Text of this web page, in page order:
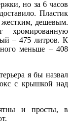
но за 6 часов
Пластик
жестким, дешевым.
хромированную
– 475 литров. К
меньше – 408
я бы назвал
с крышкой над
и просты, в